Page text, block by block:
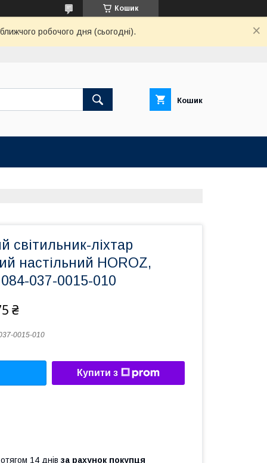
Кошик
робочого дня (сьогодні).
Кошик
світильник-ліхтар
настільний HOROZ,
037-0015-010
₴
0015-010
Купити з
14 днів за рахунок покупця